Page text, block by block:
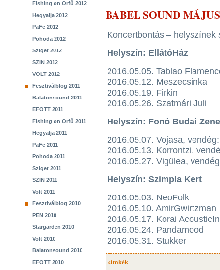
Fishing on Orfű 2012
Hegyalja 2012
PaFe 2012
Pohoda 2012
Sziget 2012
SZIN 2012
VOLT 2012
Fesztiválblog 2011
Balatonsound 2011
EFOTT 2011
Fishing on Orfű 2011
Hegyalja 2011
PaFe 2011
Pohoda 2011
Sziget 2011
SZIN 2011
Volt 2011
Fesztiválblog 2010
PEN 2010
Stargarden 2010
Volt 2010
Balatonsound 2010
EFOTT 2010
BABEL SOUND MÁJUS
Koncertbontás – helyszínek
Helyszín: EllátóHáz
2016.05.05. Tablao
2016.05.12. Meszecsinka
2016.05.19. Firkin
2016.05.26. Szatmári Juli
Helyszín: Fonó Budai
2016.05.07. Vojasa,
2016.05.13. Korrontzi,
2016.05.27. Vigülea,
Helyszín: Szimpla Kert
2016.05.03. NeoFolk
2016.05.10. AmirGwirtzman
2016.05.17. Korai
2016.05.24. Pandamood
2016.05.31. Stukker
cimkék